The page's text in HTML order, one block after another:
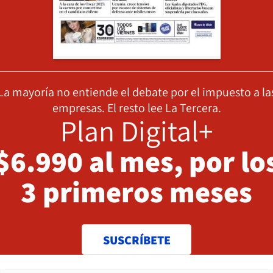
mayoría no entiende el debate por el impuesto a
empresas. El resto lee La Tercera.
Plan Digital+
al mes, por
3 primeros meses
SUSCRÍBETE